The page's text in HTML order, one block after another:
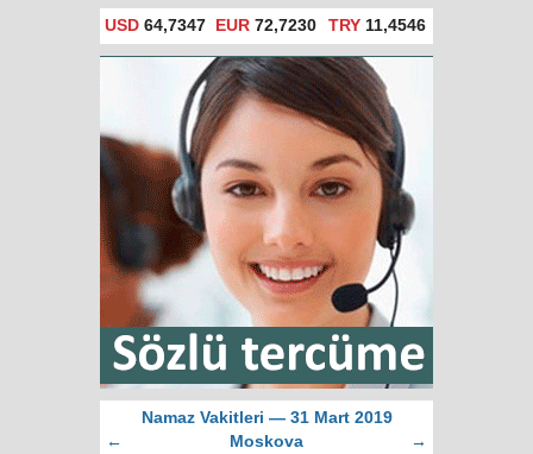
USD 64,7347 EUR 72,7230 TRY 11,4546
Namaz Vakitleri — 31 Mart 2019
←
Moskova
→